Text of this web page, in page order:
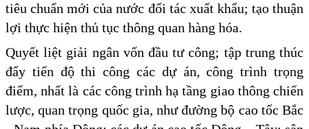
tiêu chuẩn mới của nước đối tác xuất khẩu; tạo thuận
lợi thực hiện thủ tục thông quan hàng hóa.
Quyết liệt giải ngân vốn đầu tư công; tập trung thúc
đẩy tiến độ thi công các dự án, công trình trọng
điểm, nhất là các công trình hạ tầng giao thông chiến
lược, quan trọng quốc gia, như đường bộ cao tốc Bắc